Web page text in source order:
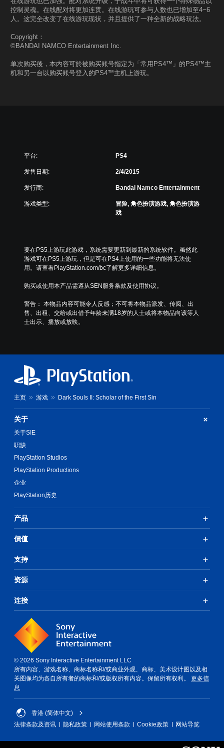
控制灵魂。在线配对将更加连贯。在线游玩可参与人数也已增加至4~6
人。这完全改变了在线游玩现状，并且提供了一种全新的战略玩法。
Copyright：
©BANDAI NAMCO Entertainment Inc.
单次购买後，本内容可於被购买账号指定为「常用PS4™」的PS4™主
机和另一台以购买账号登入的PS4™主机上游玩。
平台: PS4
发售日期: 2/4/2015
发行商: Bandai Namco Entertainment
游戏类型:
冒险, 角色扮演游戏, 角色扮演游
戏
要在PS5上游玩此游戏，系统需要更新到最新的系统软件。虽然此
游戏可在PS5上游玩，但是可在PS4上使用的一些功能将无法使
用。请查看PlayStation.com/bc了解更多详细信息。
购买或使用本产品需遵从SEN服务条款及使用协议。
警告： 本物品内容可能令人反感；不可将本物品派发、传阅、出
售、出租、交给或出借予年龄未满18岁的人士或将本物品向该等人
士出示、播放或放映。
主页 游戏 Dark Souls II: Scholar of the First Sin
关于
关于SIE
职缺
PlayStation Studios
PlayStation Productions
企业
PlayStation历史
产品
價值
支持
资源
连接
© 2026 Sony Interactive Entertainment LLC
所有内容、游戏名称、商标名称和/或商业外观、商标、美术设计图以及相
关图像均为各自所有者的商标和/或版权所有内容。保留所有权利。 更多信
息
香港 (简体中文)
法律条款及资讯
隐私政策 网站使用条款 Cookie政策 网站导览